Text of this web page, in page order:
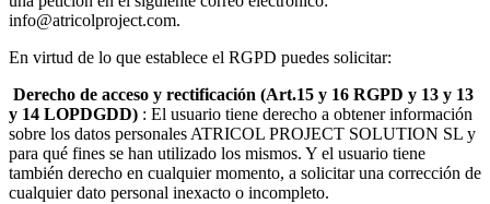
info@atricolproject.com.
En virtud de lo que establece el RGPD puedes solicitar:
Derecho de acceso y rectificación (Art.15 y 16 RGPD y 13 y 13
y 14 LOPDGDD) : El usuario tiene derecho a obtener información
sobre los datos personales ATRICOL PROJECT SOLUTION SL y
para qué fines se han utilizado los mismos. Y el usuario tiene
también derecho en cualquier momento, a solicitar una corrección de
cualquier dato personal inexacto o incompleto.